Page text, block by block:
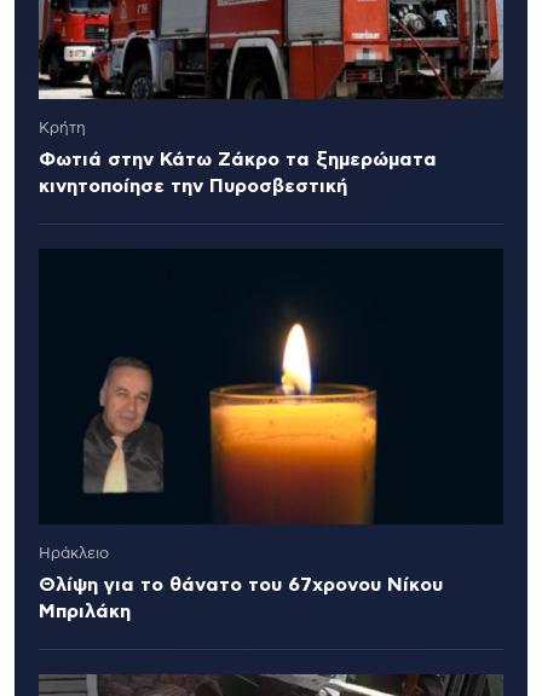
Κρήτη
Φωτιά στην Κάτω Ζάκρο τα ξημερώματα
κινητοποίησε την Πυροσβεστική
Ηράκλειο
Θλίψη για το θάνατο του 67χρονου Νίκου
Μπριλάκη